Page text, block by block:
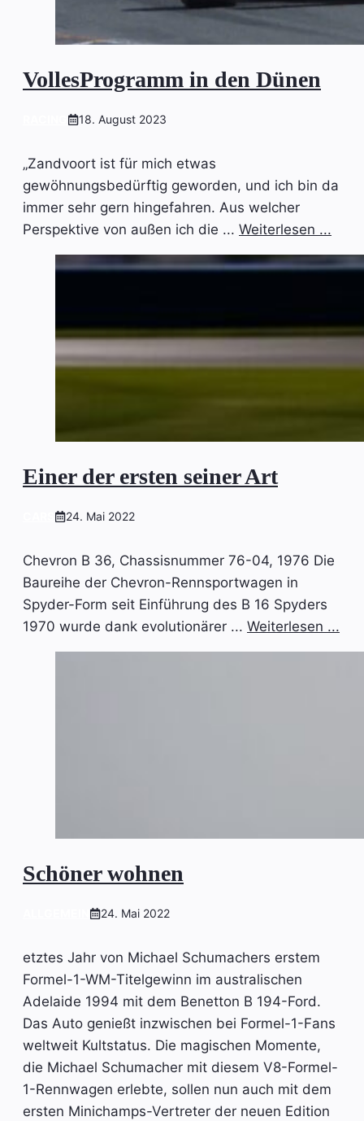
VollesProgramm in den Dünen
18. August 2023
„Zandvoort ist für mich etwas
gewöhnungsbedürftig geworden, und ich bin da
immer sehr gern hingefahren. Aus welcher
Perspektive von außen ich die ... Weiterlesen ...
Einer der ersten seiner Art
24. Mai 2022
Chevron B 36, Chassisnummer 76-04, 1976 Die
Baureihe der Chevron-Rennsportwagen in
Spyder-Form seit Einführung des B 16 Spyders
1970 wurde dank evolutionärer ... Weiterlesen ...
Schöner wohnen
24. Mai 2022
etztes Jahr von Michael Schumachers erstem
Formel-1-WM-Titelgewinn im australischen
Adelaide 1994 mit dem Benetton B 194-Ford.
Das Auto genießt inzwischen bei Formel-1-Fans
weltweit Kultstatus. Die magischen Momente,
die Michael Schumacher mit diesem V8-Formel-
1-Rennwagen erlebte, sollen nun auch mit dem
ersten Minichamps-Vertreter der neuen Edition